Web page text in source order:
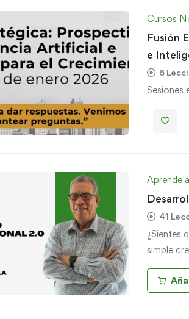
Cursos
Fusión
e
6
Sesiones
Aprende
41
¿Sientes
simple